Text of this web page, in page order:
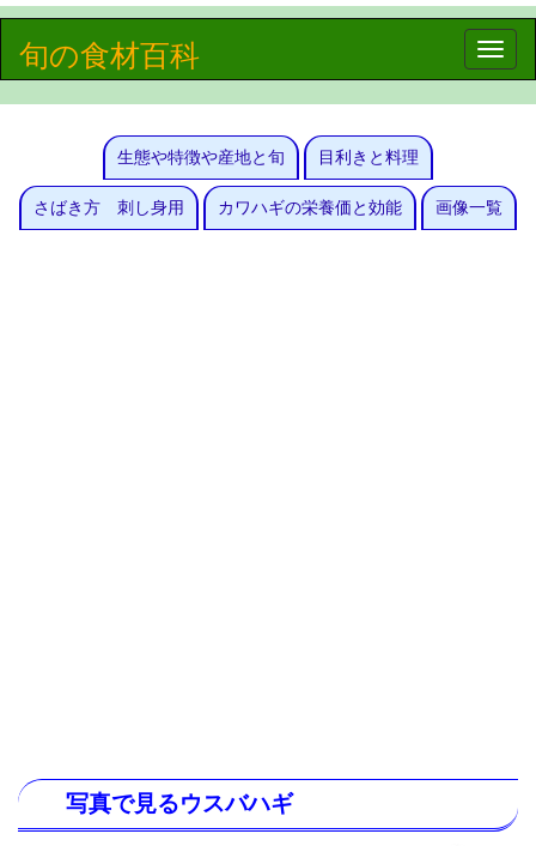
Toggle
旬の食材百科
生態や特徴や産地と旬 目利きと料理
さばき方 刺し身用 カワハギの栄養価と効能 画像一覧
写真で見るウスバハギ